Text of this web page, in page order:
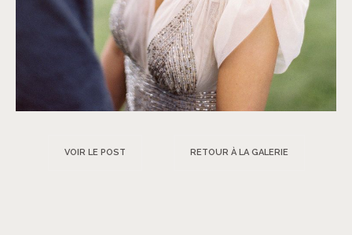
VOIR LE POST RETOUR À LA GALERIE